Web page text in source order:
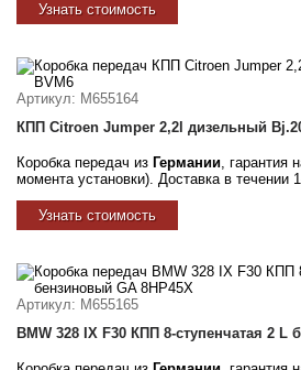
Узнать стоимость
Артикул: M655164
КПП Citroen Jumper 2,2l дизельный
Коробка передач из Германии, гарантия
момента установки). Доставка в течении
Узнать стоимость
Артикул: M655165
BMW 328 IX F30 КПП 8-ступенчатая 2 L